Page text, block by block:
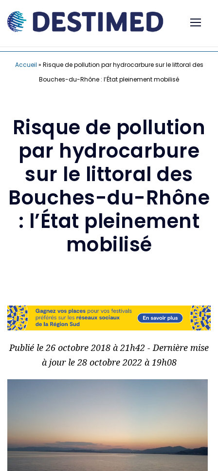
Accueil » Risque de pollution par hydrocarbure sur le littoral des
Bouches-du-Rhône : l’État pleinement mobilisé
Risque de pollution
par hydrocarbure
sur le littoral des
Bouches-du-Rhône
: l’État pleinement
mobilisé
Publié le 26 octobre 2018 à 21h42 - Dernière mise
à jour le 28 octobre 2022 à 19h08